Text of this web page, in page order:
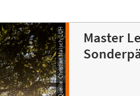
© Quelle: Christian Malsch/LUH
Master